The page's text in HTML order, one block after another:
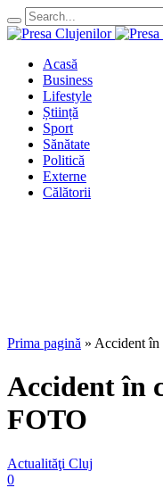
Acasă
Business
Lifestyle
Știință
Sport
Sănătate
Politică
Externe
Călătorii
Prima pagină » Accident în
Accident în
FOTO
Actualităţi Cluj
0